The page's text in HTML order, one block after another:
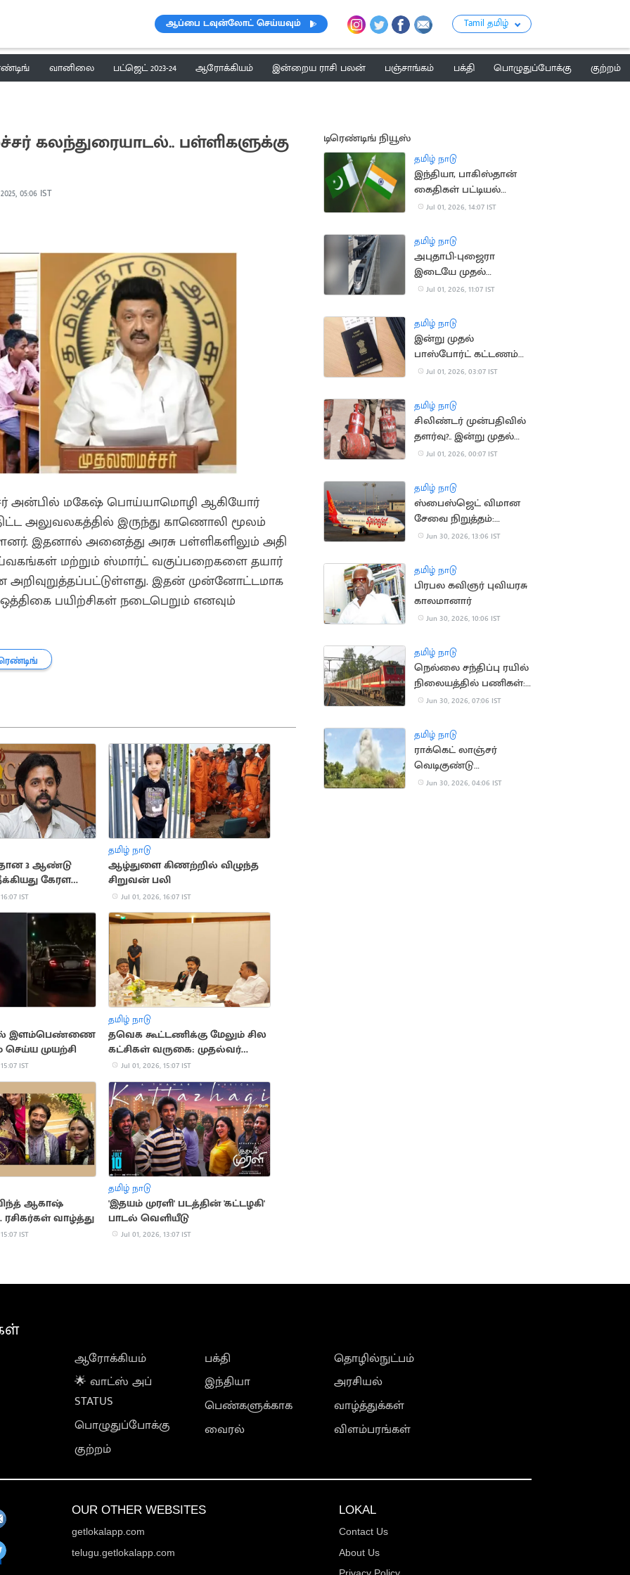
ஆப்பை டவுன்லோட் செய்யவும் Tamil தமிழ்
வானிலை பட்ஜெட் 2023-24 ஆரோக்கியம் இன்றைய ராசி பலன் பஞ்சாங்கம் பக்தி பொழுதுப்போக்கு
குற்றம்
கலந்துரையாடல்.. பள்ளிகளுக்கு
05:06 IST
அன்பில் மகேஷ் பொய்யாமொழி ஆகியோர்
அலுவலகத்தில் இருந்து காணொலி மூலம்
இதனால் அனைத்து அரசு பள்ளிகளிலும் அதி
மற்றும் ஸ்மார்ட் வகுப்பறைகளை தயார்
இதன் முன்னோட்டமாக
பயிற்சிகள் நடைபெறும் எனவும்
3 ஆண்டு
கேரள
சங்கம்
IST
தமிழ் நாடு
ஆழ்துளை கிணற்றில் விழுந்த
சிறுவன் பலி
Jul 01, 2026, 16:07 IST
இளம்பெண்ணை
செய்ய முயற்சி
IST
தமிழ் நாடு
தவெக கூட்டணிக்கு மேலும் சில
கட்சிகள் வருகை: முதல்வர்
விஜய் பேச்சு
Jul 01, 2026, 15:07 IST
ஆகாஷ்
வாழ்த்து
IST
தமிழ் நாடு
'இதயம் முரளி' படத்தின் 'கட்டழகி'
பாடல் வெளியீடு
Jul 01, 2026, 13:07 IST
டிரெண்டிங் நியூஸ்
தமிழ் நாடு
இந்தியா, பாகிஸ்தான்
கைதிகள் பட்டியல்
பரிமாற்றம்
Jul 01, 2026, 14:07 IST
தமிழ் நாடு
அபுதாபி-புஜைரா
இடையே முதல்
பயணிகள் ரெயில்
வரவேற்பு
Jul 01, 2026, 11:07 IST
தமிழ் நாடு
இன்று முதல்
பாஸ்போர்ட் கட்டணம்
உயர்வு
Jul 01, 2026, 03:07 IST
தமிழ் நாடு
சிலிண்டர் முன்பதிவில்
தளர்வு?.. இன்று முதல்
புதிய நடைமுறை
Jul 01, 2026, 00:07 IST
தமிழ் நாடு
ஸ்பைஸ்ஜெட் விமான
சேவை நிறுத்தம்:
பயணிகள் அவதி
Jun 30, 2026, 13:06 IST
தமிழ் நாடு
பிரபல கவிஞர் புவியரசு
காலமானார்
Jun 30, 2026, 10:06 IST
தமிழ் நாடு
நெல்லை சந்திப்பு ரயில்
நிலையத்தில் பணிகள்:
27 ரயில்கள் ரத்து
Jun 30, 2026, 07:06 IST
தமிழ் நாடு
ராக்கெட் லாஞ்சர்
வெடிகுண்டு
செயலிழக்கச்
Jun 30, 2026, 04:06 IST
ஆரோக்கியம்
🌟 வாட்ஸ் அப்
STATUS
பொழுதுப்போக்கு
குற்றம்
பக்தி
இந்தியா
பெண்களுக்காக
வைரல்
தொழில்நுட்பம்
அரசியல்
வாழ்த்துக்கள்
விளம்பரங்கள்
OUR OTHER WEBSITES
getlokalapp.com
telugu.getlokalapp.com
LOKAL
Contact Us
About Us